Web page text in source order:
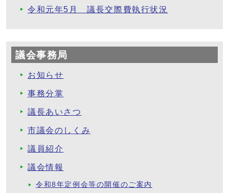
令和元年5月 議長交際費執行状況
議会事務局
お知らせ
事務分掌
議長あいさつ
市議会のしくみ
議員紹介
議会情報
令和8年定例会等の開催のご案内